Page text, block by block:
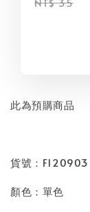
此為預購商品
貨號：F120903
顏色：單色